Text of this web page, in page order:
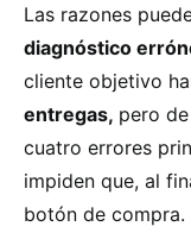
Las razones
diagnóstico
cliente objetivo
entregas, pero
cuatro errores
impiden que, al
botón de compra.